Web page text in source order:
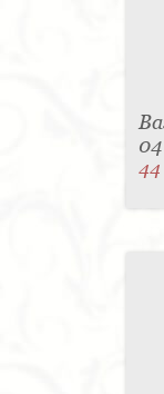
04